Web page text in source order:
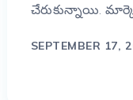
చేరుకున్నాయి.
SEPTEMBER 17,